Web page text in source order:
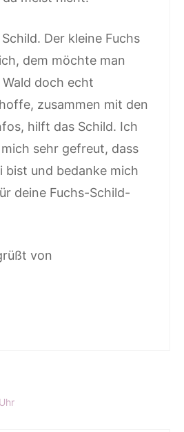
Der kleine Fuchs
dem möchte man
doch echt
zusammen mit den
hilft das Schild. Ich
sehr gefreut, dass
bist und bedanke mich
deine Fuchs-Schild-
von